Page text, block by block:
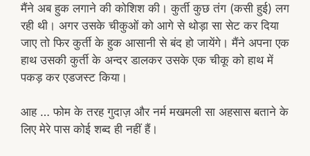
मैंने अब हुक लगाने की कोशिश की। कुर्ती कुछ तंग (कसी हुई) लग
रही थी। अगर उसके चीकुओं को आगे से थोड़ा सा सेट कर दिया
जाए तो फिर कुर्ती के हुक आसानी से बंद हो जायेंगे। मैंने अपना एक
हाथ उसकी कुर्ती के अन्दर डालकर उसके एक चीकू को हाथ में
पकड़ कर एडजस्ट किया।
आह … फोम के तरह गुदाज़ और नर्म मखमली सा अहसास बताने के
लिए मेरे पास कोई शब्द ही नहीं हैं।